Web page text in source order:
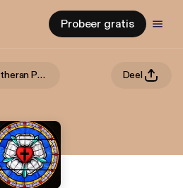
Probeer gratis
Immanuel & St Paul Lutheran Parish Sermon Podcast Deel